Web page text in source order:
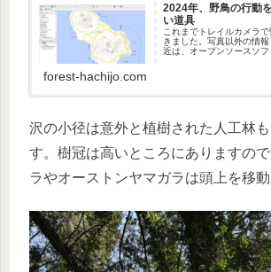
2024年、野鳥の行動
い道具
これまでトレイルカメラ
きました。写真以外の情
近は、オープンソースソ
forest-hachijo.com
沢の小径は意外と植樹された人工林
す。樹冠は高いところにありますの
ラやオーストンヤマガラは頭上を移動